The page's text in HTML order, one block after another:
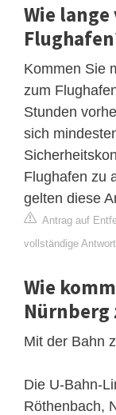
Wie
Kommen Sie
zum
Stunden
sich
Flughafen zu
gelten diese
Antrag auf
vollständige
Wie
Nürnberg
Mit der Bahn
Die U-Bahn-
Röthenbach,